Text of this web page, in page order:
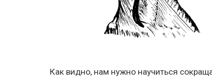
Как видно, нам нужно научиться